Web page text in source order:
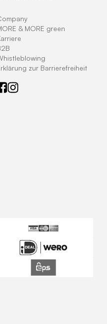
& MORE green
zur Barrierefreiheit